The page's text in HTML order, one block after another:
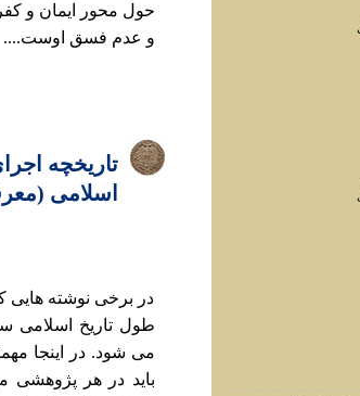
حول محور ايمان و
و عدم فسق اوست....
تاريخچه
اسلامی
در برخی نوشته هایی
طول تاريخ اسلامی
می شود. در اينجا
بايد در هر پژوهشی